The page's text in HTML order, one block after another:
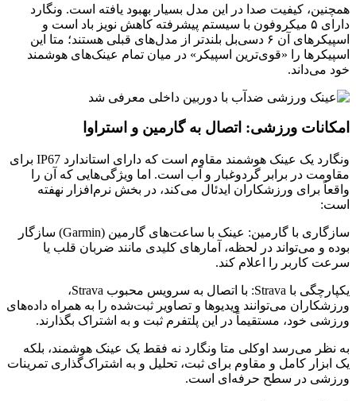
همچنین، کیفیت صدا در این مدل بسیار بهبود یافته است. ونگارد
دارای ۵ میکروفون با سیستم پیشرفته کاهش نویز باد است و
اسپیکرهای آن ۶ دسی‌بل بلندتر از مدل‌های قبلی هستند؛ متا این
اسپیکرها را «قوی‌ترین اسپیکر» در میان تمام عینک‌های هوشمند
خود می‌داند.
امکانات ورزشی: اتصال به گارمین و استراوا
ونگارد یک عینک هوشمند مقاوم است که دارای استاندارد IP67 برای
مقاومت در برابر گردوغبار و آب است. اما ویژگی‌هایی که آن را
واقعاً برای ورزشکاران ایدئال می‌کند، در بخش نرم‌افزار نهفته
است:
سازگاری با گارمین: عینک با ساعت‌های گارمین (Garmin) سازگار
بوده و می‌تواند در لحظه، آمارهای کلیدی مانند ضربان قلب یا
سرعت کاربر را اعلام کند.
یکپارچگی با Strava: با اتصال به سرویس محبوب Strava،
ورزشکاران می‌توانند ویدیوها و تصاویر ثبت‌شده را به همراه داده‌های
ورزشی خود، مستقیماً در این پلتفرم ثبت و به اشتراک بگذارند.
به نظر می‌رسد اوکلی متا ونگارد نه فقط یک عینک هوشمند، بلکه
یک ابزار کامل و مقاوم برای ثبت، تحلیل و به اشتراک‌گذاری تمرینات
ورزشی در سطح حرفه‌ای است.